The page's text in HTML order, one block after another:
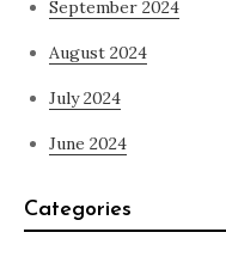
September 2024
August 2024
July 2024
June 2024
Categories